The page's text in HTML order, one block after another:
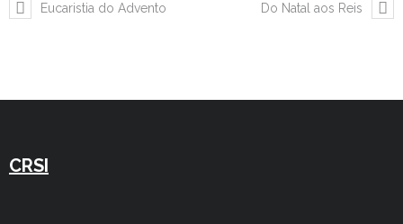
Eucaristia do Advento
Do Natal aos Reis
CRSI